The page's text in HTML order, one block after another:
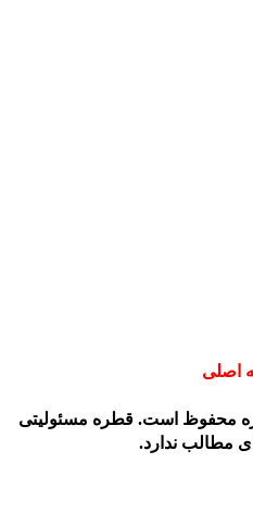
است. قطره مسئولیتی
ندارد.